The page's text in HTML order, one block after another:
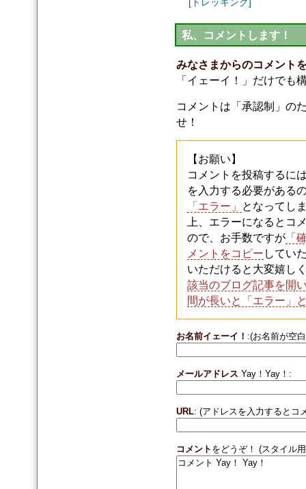
私、コメントします！
みなさまからのコメント
「イェーイ！」だけでも
コメントは「承認制」の
せ！
【お願い】
コメントを投稿するに
を入力する必要がある
「エラー」
となってし
上、エラーになるとコ
ので、お手数ですが 「
メントをコピー してい
いただけると大変嬉し
該当のブログ記事を開
間が長いと「エラー」
お名前イェーイ！ :(お名前が空
メールアドレス Yay！Yay！:
URL: (アドレスを入力するとコ
コメント をどうぞ！ (スタイル